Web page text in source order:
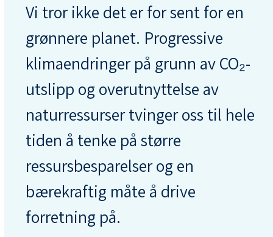
Vi tror ikke det er for sent for en
grønnere planet. Progressive
klimaendringer på grunn av CO₂-
utslipp og overutnyttelse av
naturressurser tvinger oss til hele
tiden å tenke på større
ressursbesparelser og en
bærekraftig måte å drive
forretning på.